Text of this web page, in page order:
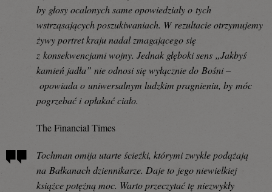
by głosy ocalonych same opowiedziały o tych
wstrząsających poszukiwaniach. W rezultacie otrzymujemy
żywy portret kraju nadal zmagającego się
z konsekwencjami wojny. Jednak głęboki sens „Jakbyś
kamień jadła” nie odnosi się wyłącznie do Bośni –
opowiada o uniwersalnym ludzkim pragnieniu, by móc
pogrzebać i opłakać ciało.
The Financial Times
Tochman omija utarte ścieżki, którymi zwykle podążają
na Bałkanach dziennikarze. Daje to jego niewielkiej
książce potężną moc. Warto przeczytać tę niezwykły